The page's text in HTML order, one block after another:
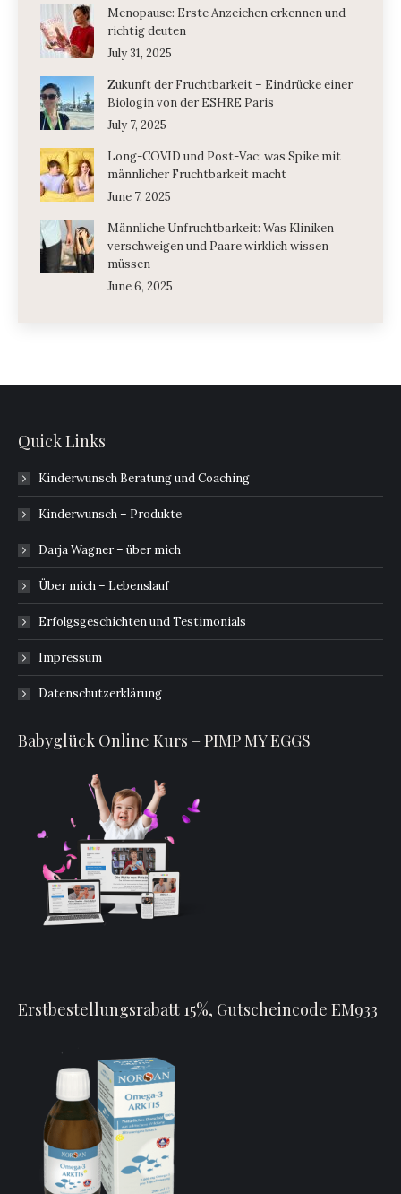
Menopause: Erste Anzeichen erkennen und
richtig deuten
July 31, 2025
Zukunft der Fruchtbarkeit – Eindrücke einer
Biologin von der ESHRE Paris
July 7, 2025
Long-COVID und Post-Vac: was Spike mit
männlicher Fruchtbarkeit macht
June 7, 2025
Männliche Unfruchtbarkeit: Was Kliniken
verschweigen und Paare wirklich wissen
müssen
June 6, 2025
Quick Links
Kinderwunsch Beratung und Coaching
Kinderwunsch – Produkte
Darja Wagner – über mich
Über mich – Lebenslauf
Erfolgsgeschichten und Testimonials
Impressum
Datenschutzerklärung
Babyglück Online Kurs – PIMP MY EGGS
Erstbestellungsrabatt 15%, Gutscheincode EM933